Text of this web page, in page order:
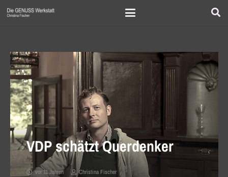
VDP schätzt Querdenker
vor 11 Jahren Christina Fischer